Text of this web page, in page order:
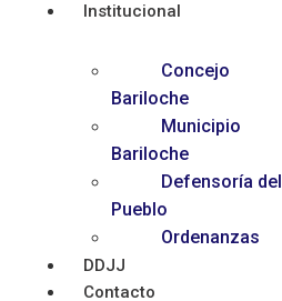
Institucional
Concejo
Bariloche
Municipio
Bariloche
Defensoría del
Pueblo
Ordenanzas
DDJJ
Contacto